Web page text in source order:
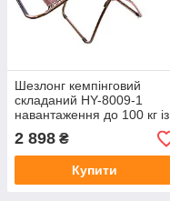
Шезлонг кемпінговий
складаний HY-8009-1
навантаження до 100 кг із
підголівником туристичне
крісло
2 898 ₴
Купити